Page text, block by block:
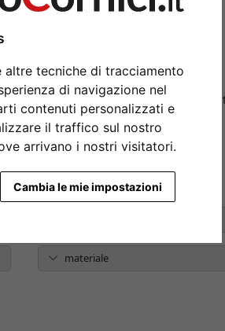
altre tecniche di tracciamento
di navigazione nel
contenuti personalizzati e
il traffico sul nostro
arrivano i nostri visitatori.
Cambia le mie impostazioni
DEHA
del marchio DEHA
e sono la soluzione giusta per i
delle cornici.
materiale